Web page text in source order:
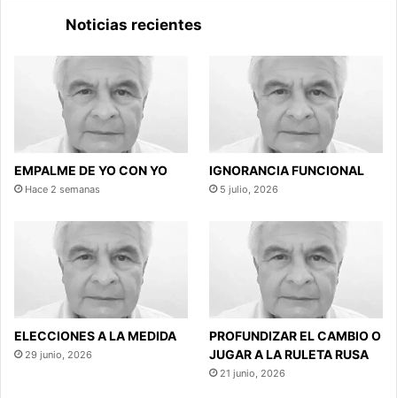
Noticias recientes
EMPALME DE YO CON YO
Hace 2 semanas
IGNORANCIA FUNCIONAL
5 julio, 2026
ELECCIONES A LA MEDIDA
29 junio, 2026
PROFUNDIZAR EL CAMBIO O
JUGAR A LA RULETA RUSA
21 junio, 2026